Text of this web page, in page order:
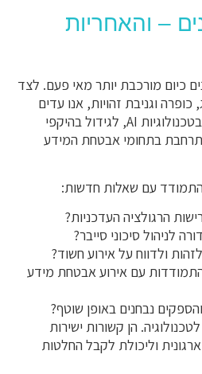
– והאחריות
כיום מורכבת יותר מאי פעם. לצד
וגניבת זהויות, אנו עדים
לעלייה משמעותית בשימוש בטכנולוגיות AI, לגידול בהיקפי
בתחומי אבטחת המידע
עם שאלות חדשות:
הרגולציה העדכניות?
לניהול סיכוני סייבר?
ולדווח על אירוע חשוד?
עם אירוע אבטחת מידע
נבחנים באופן שוטף?
הן קשורות ישירות
וליכולת לקבל החלטות